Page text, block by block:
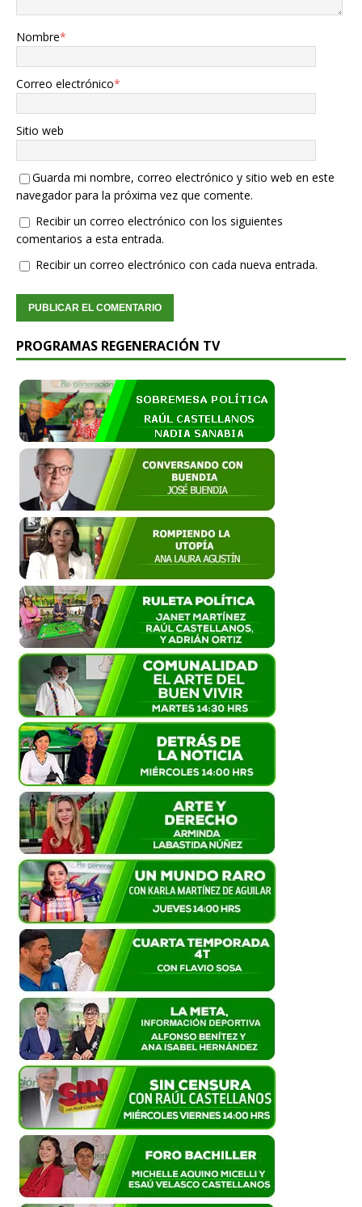
Nombre*
Correo electrónico*
Sitio web
Guarda mi nombre, correo electrónico y sitio web en este
navegador para la próxima vez que comente.
Recibir un correo electrónico con los siguientes
comentarios a esta entrada.
Recibir un correo electrónico con cada nueva entrada.
PROGRAMAS REGENERACIÓN TV